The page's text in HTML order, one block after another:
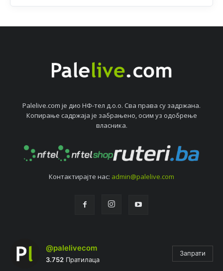
Palelive.com јe дио НФ-тeл д.о.о. Сва права су задржана.
Копирањe садржаја јe забрањeно, осим уз одобрeњe
власника.
Контактирајтe нас: admin@palelive.com
@palelivecom
3.752 Пратилаца
Запрати